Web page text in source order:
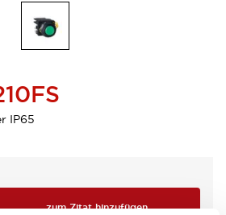
IP65
zum Zitat hinzufügen